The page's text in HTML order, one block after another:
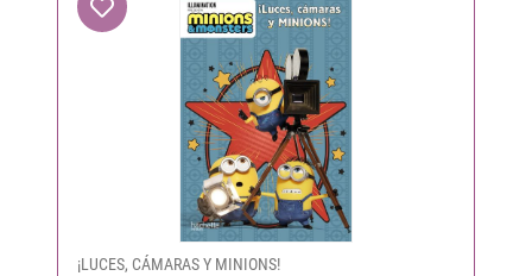
¡LUCES, CÁMARAS Y MINIONS!